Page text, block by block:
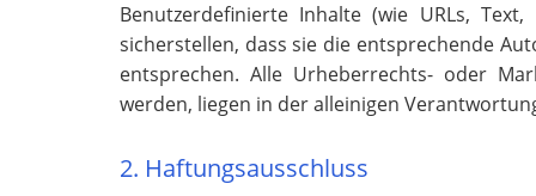
Benutzerdefinierte Inhalte (wie URLs,
sicherstellen, dass sie die entsprechende
entsprechen. Alle Urheberrechts- oder
werden, liegen in der alleinigen
2. Haftungsausschluss